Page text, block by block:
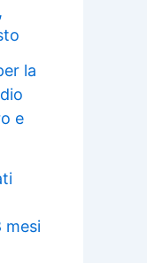
la
e
mesi